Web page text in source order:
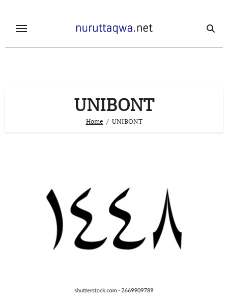
content
UNIBONT
Home UNIBONT